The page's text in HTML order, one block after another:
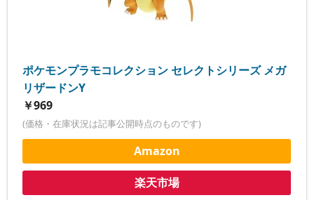
ポケモンプラモコレクション セレクトシリーズ メガ
リザードンY
￥969
(価格・在庫状況は記事公開時点のものです)
Amazon
楽天市場